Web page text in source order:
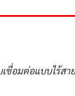
เชื่อมต่อแบบไร้ส